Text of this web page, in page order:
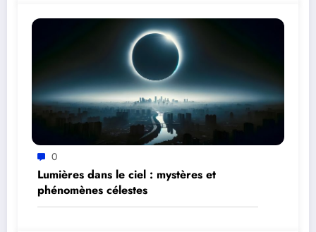
0
Lumières dans le ciel : mystères et
phénomènes célestes